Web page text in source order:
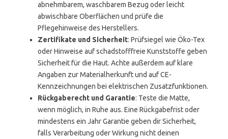
abnehmbarem, waschbarem Bezug oder leicht
abwischbare Oberflächen und prüfe die
Pflegehinweise des Herstellers.
Zertifikate und Sicherheit: Prüfsiegel wie Öko-Tex
oder Hinweise auf schadstofffreie Kunststoffe geben
Sicherheit für die Haut. Achte außerdem auf klare
Angaben zur Materialherkunft und auf CE-
Kennzeichnungen bei elektrischen Zusatzfunktionen.
Rückgaberecht und Garantie: Teste die Matte,
wenn möglich, in Ruhe aus. Eine Rückgabefrist oder
mindestens ein Jahr Garantie geben dir Sicherheit,
falls Verarbeitung oder Wirkung nicht deinen